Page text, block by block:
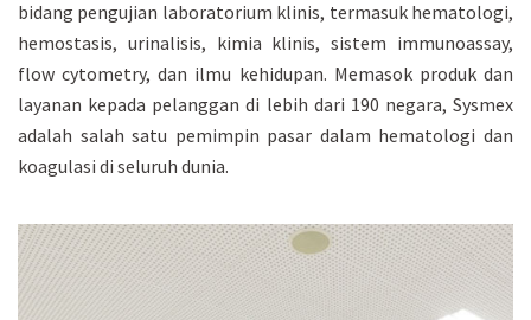
bidang pengujian laboratorium klinis, termasuk hematologi,
hemostasis, urinalisis, kimia klinis, sistem immunoassay,
flow cytometry, dan ilmu kehidupan. Memasok produk dan
layanan kepada pelanggan di lebih dari 190 negara, Sysmex
adalah salah satu pemimpin pasar dalam hematologi dan
koagulasi di seluruh dunia.